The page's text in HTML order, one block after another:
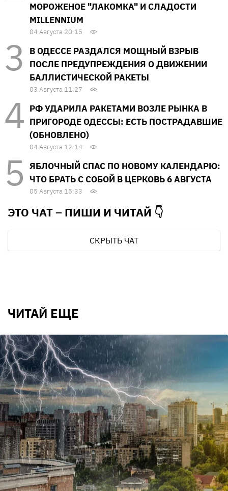
МОРОЖЕНОЕ "ЛАКОМКА" И СЛАДОСТИ
MILLENNIUM
04 Августа 20:15
В ОДЕССЕ РАЗДАЛСЯ МОЩНЫЙ ВЗРЫВ
ПОСЛЕ ПРЕДУПРЕЖДЕНИЯ О ДВИЖЕНИИ
БАЛЛИСТИЧЕСКОЙ РАКЕТЫ
03 Августа 11:27
РФ УДАРИЛА РАКЕТАМИ ВОЗЛЕ РЫНКА В
ПРИГОРОДЕ ОДЕССЫ: ЕСТЬ ПОСТРАДАВШИЕ
(ОБНОВЛЕНО)
04 Августа 12:14
ЯБЛОЧНЫЙ СПАС ПО НОВОМУ КАЛЕНДАРЮ:
ЧТО БРАТЬ С СОБОЙ В ЦЕРКОВЬ 6 АВГУСТА
05 Августа 15:33
ЭТО ЧАТ – ПИШИ И ЧИТАЙ 👇
СКРЫТЬ ЧАТ
ЧИТАЙ ЕЩЕ